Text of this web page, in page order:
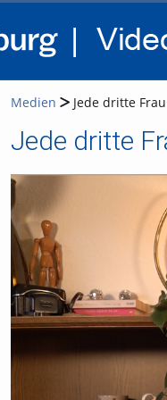
Medien Jede dritte Frau
Jede dritte